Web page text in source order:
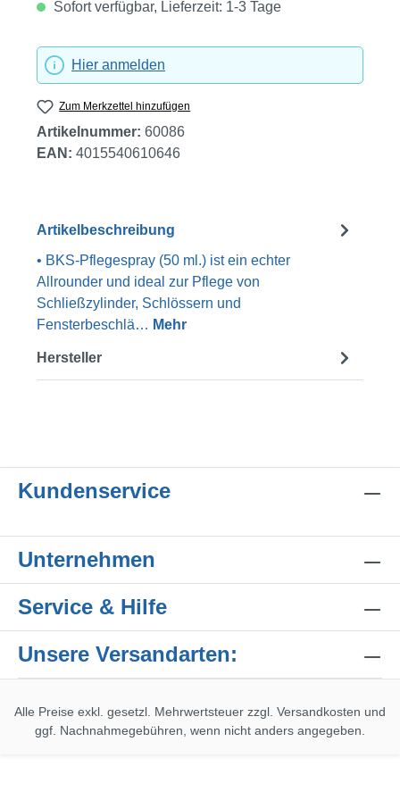
Sofort verfügbar, Lieferzeit: 1-3 Tage
Hier anmelden
Zum Merkzettel hinzufügen
Artikelnummer: 60086
EAN: 4015540610646
Artikelbeschreibung
• BKS-Pflegespray (50 ml.) ist ein echter
Allrounder und ideal zur Pflege von
Schließzylinder, Schlössern und
Fensterbeschlä… Mehr
Hersteller
Kundenservice
Unternehmen
Service & Hilfe
Unsere Versandarten:
Alle Preise exkl. gesetzl. Mehrwertsteuer zzgl. Versandkosten und
ggf. Nachnahmegebühren, wenn nicht anders angegeben.